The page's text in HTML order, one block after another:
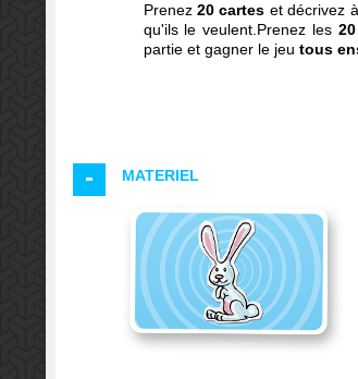
Prenez 20 cartes et décrivez
qu'ils le veulent.Prenez les
partie et gagner le jeu tous
MATERIEL